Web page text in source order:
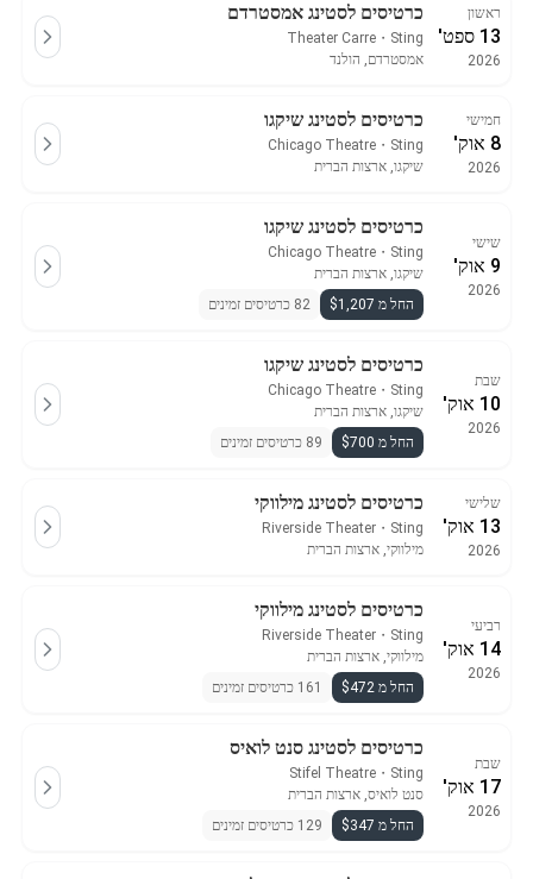
ראשון
13 ספט'
2026
כרטיסים לסטינג אמסטרדם
Sting
・
Theater Carre
אמסטרדם, הולנד
חמישי
8 אוק'
2026
כרטיסים לסטינג שיקגו
Sting
・
Chicago Theatre
שיקגו, ארצות הברית
שישי
9 אוק'
2026
כרטיסים לסטינג שיקגו
Sting
・
Chicago Theatre
שיקגו, ארצות הברית
החל מ $1,207
82 כרטיסים זמינים
שבת
10 אוק'
2026
כרטיסים לסטינג שיקגו
Sting
・
Chicago Theatre
שיקגו, ארצות הברית
החל מ $700
89 כרטיסים זמינים
שלישי
13 אוק'
2026
כרטיסים לסטינג מילווקי
Sting
・
Riverside Theater
מילווקי, ארצות הברית
רביעי
14 אוק'
2026
כרטיסים לסטינג מילווקי
Sting
・
Riverside Theater
מילווקי, ארצות הברית
החל מ $472
161 כרטיסים זמינים
שבת
17 אוק'
2026
כרטיסים לסטינג סנט לואיס
Sting
・
Stifel Theatre
סנט לואיס, ארצות הברית
החל מ $347
129 כרטיסים זמינים